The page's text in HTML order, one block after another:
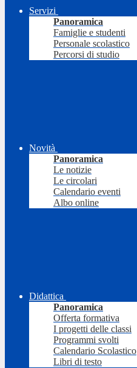
Servizi
Panoramica
Famiglie e studenti
Personale scolastico
Percorsi di studio
Novità
Panoramica
Le notizie
Le circolari
Calendario eventi
Albo online
Didattica
Panoramica
Offerta formativa
I progetti delle classi
Programmi svolti
Calendario Scolastico
Libri di testo